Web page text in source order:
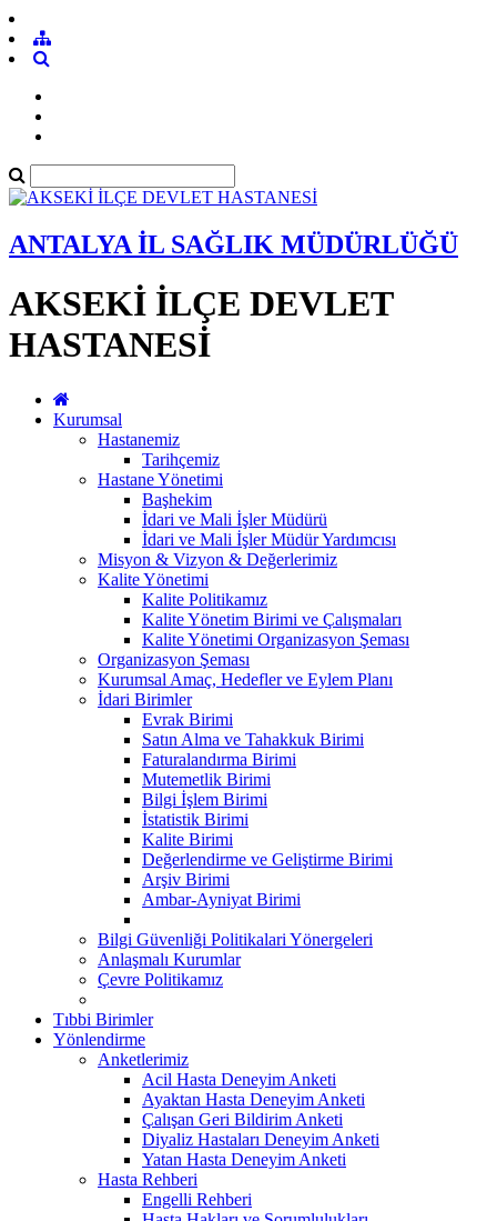
ANTALYA İL SAĞLIK MÜDÜRLÜĞÜ
AKSEKİ İLÇE DEVLET
HASTANESİ
Kurumsal
Hastanemiz
Tarihçemiz
Hastane Yönetimi
Başhekim
İdari ve Mali İşler Müdürü
İdari ve Mali İşler Müdür Yardımcısı
Misyon & Vizyon & Değerlerimiz
Kalite Yönetimi
Kalite Politikamız
Kalite Yönetim Birimi ve Çalışmaları
Kalite Yönetimi Organizasyon Şeması
Organizasyon Şeması
Kurumsal Amaç, Hedefler ve Eylem Planı
İdari Birimler
Evrak Birimi
Satın Alma ve Tahakkuk Birimi
Faturalandırma Birimi
Mutemetlik Birimi
Bilgi İşlem Birimi
İstatistik Birimi
Kalite Birimi
Değerlendirme ve Geliştirme Birimi
Arşiv Birimi
Ambar-Ayniyat Birimi
Bilgi Güvenliği Politikalari Yönergeleri
Anlaşmalı Kurumlar
Çevre Politikamız
Tıbbi Birimler
Yönlendirme
Anketlerimiz
Acil Hasta Deneyim Anketi
Ayaktan Hasta Deneyim Anketi
Çalışan Geri Bildirim Anketi
Diyaliz Hastaları Deneyim Anketi
Yatan Hasta Deneyim Anketi
Hasta Rehberi
Engelli Rehberi